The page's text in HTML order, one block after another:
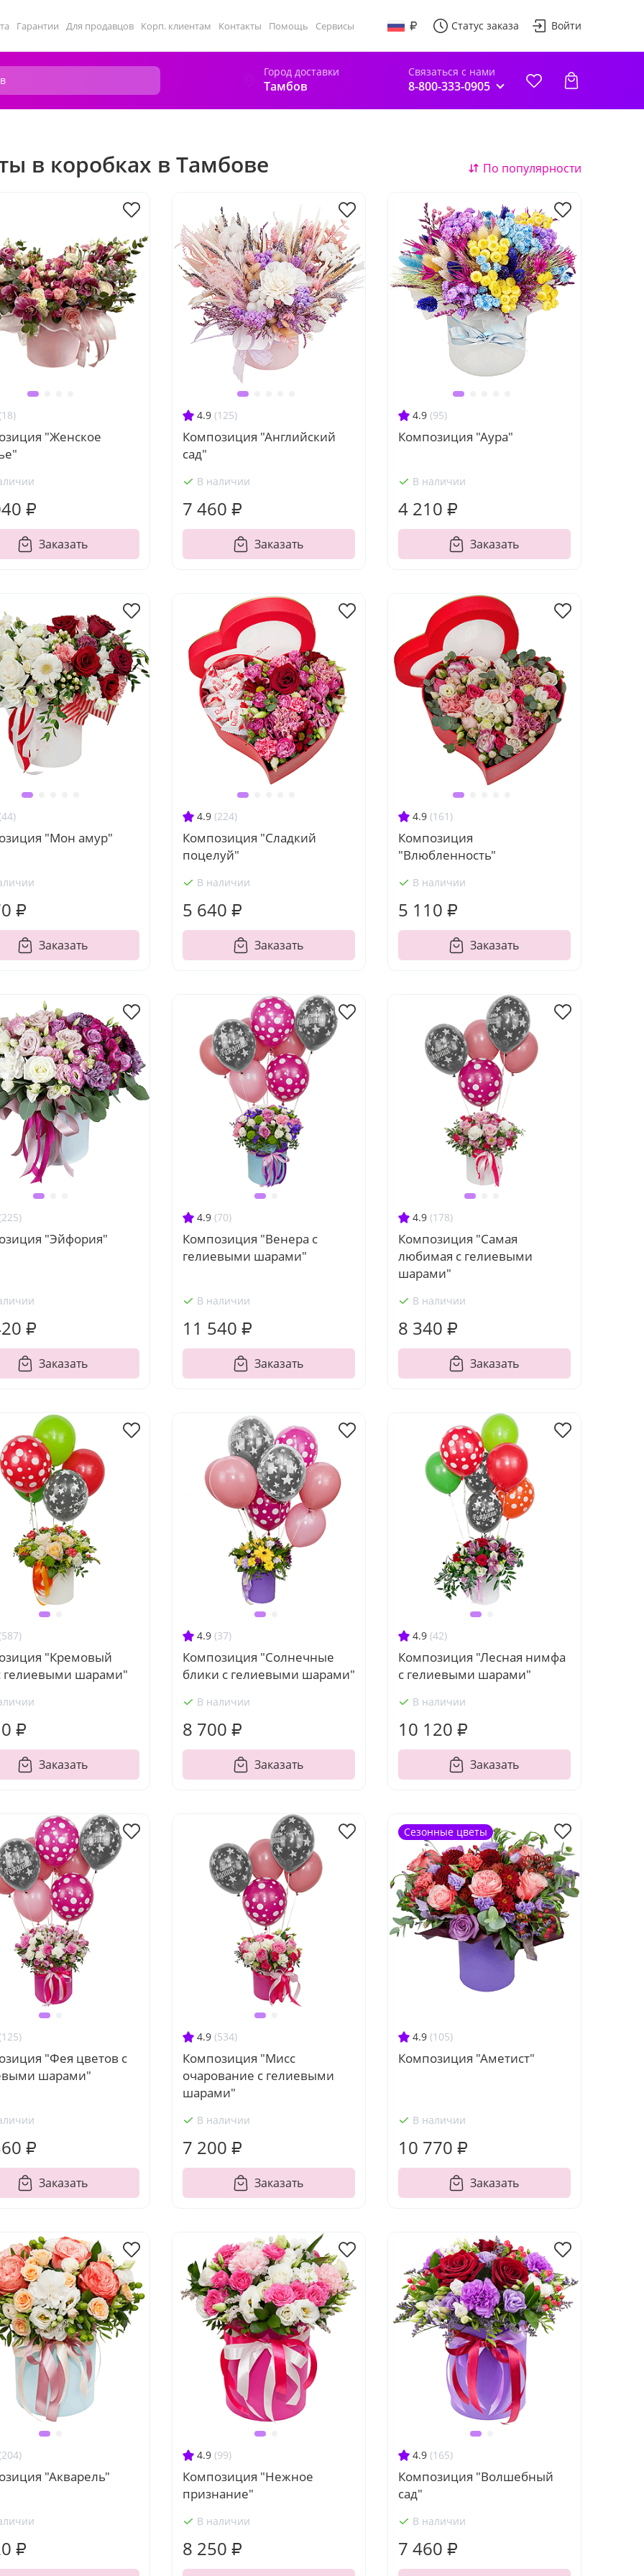
Гарантии Для продавцов Корп. клиентам Контакты Помощь Сервисы Статус заказа Войти
Город доставки
Тамбов
Связаться с нами
8-800-333-0905
в коробках в Тамбове По популярности
"Женское
₽
Заказать
4.9 (125)
Композиция "Английский
сад"
В наличии
7 460 ₽
Заказать
4.9 (95)
Композиция "Аура"
В наличии
4 210 ₽
Заказать
"Мон амур"
₽
Заказать
4.9 (224)
Композиция "Сладкий
поцелуй"
В наличии
5 640 ₽
Заказать
4.9 (161)
Композиция
"Влюбленность"
В наличии
5 110 ₽
Заказать
"Эйфория"
₽
Заказать
4.9 (70)
Композиция "Венера с
гелиевыми шарами"
В наличии
11 540 ₽
Заказать
4.9 (178)
Композиция "Самая
любимая с гелиевыми
шарами"
В наличии
8 340 ₽
Заказать
"Кремовый
гелиевыми шарами"
₽
Заказать
4.9 (37)
Композиция "Солнечные
блики с гелиевыми шарами"
В наличии
8 700 ₽
Заказать
4.9 (42)
Композиция "Лесная нимфа
с гелиевыми шарами"
В наличии
10 120 ₽
Заказать
"Фея цветов с
шарами"
₽
Заказать
4.9 (534)
Композиция "Мисс
очарование с гелиевыми
шарами"
В наличии
7 200 ₽
Заказать
4.9 (105)
Композиция "Аметист"
В наличии
10 770 ₽
Заказать
Сезонные цветы
"Акварель"
₽
4.9 (99)
Композиция "Нежное
признание"
В наличии
8 250 ₽
4.9 (165)
Композиция "Волшебный
сад"
В наличии
7 460 ₽